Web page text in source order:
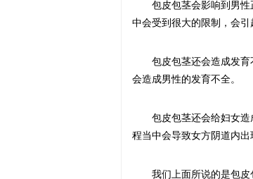
包皮包茎会影响到男
中会受到很大的限制，会
包皮包茎还会造成发
会造成男性的发育不全。
包皮包茎还会给妇女
程当中会导致女方阴道内
我们上面所说的是包